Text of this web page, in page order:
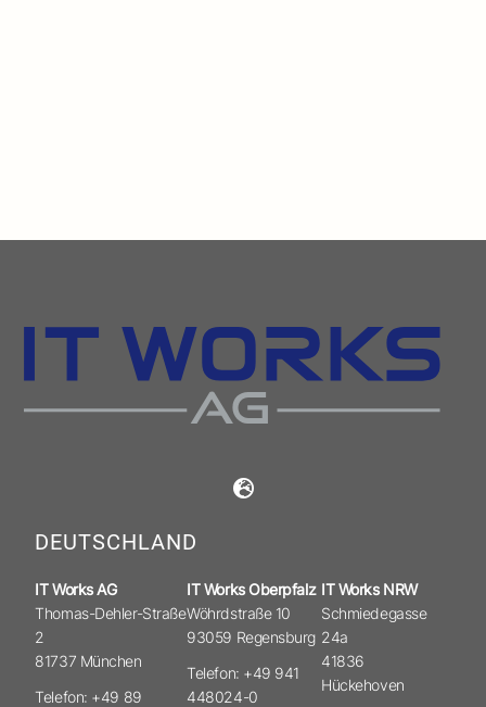
DEUTSCHLAND
IT Works AG
Thomas-Dehler-Straße
2
81737 München
Telefon: +49 89
IT Works Oberpfalz
Wöhrdstraße 10
93059 Regensburg
Telefon: +49 941
448024-0
IT Works NRW
Schmiedegasse
24a
41836
Hückehoven